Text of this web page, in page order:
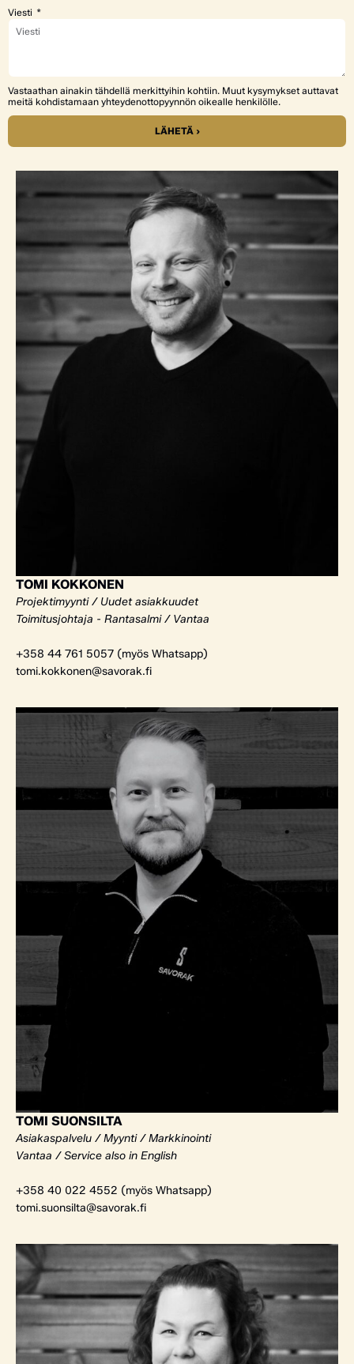
Viesti
Vastaathan ainakin tähdellä merkittyihin kohtiin. Muut kysymykset auttavat
meitä kohdistamaan yhteydenottopyynnön oikealle henkilölle.
LÄHETÄ ›
TOMI KOKKONEN
Projektimyynti / Uudet asiakkuudet
Toimitusjohtaja - Rantasalmi / Vantaa
+358 44 761 5057 (myös Whatsapp)
tomi.kokkonen@savorak.fi
TOMI SUONSILTA
Asiakaspalvelu / Myynti / Markkinointi
Vantaa / Service also in English
+358 40 022 4552 (myös Whatsapp)
tomi.suonsilta@savorak.fi